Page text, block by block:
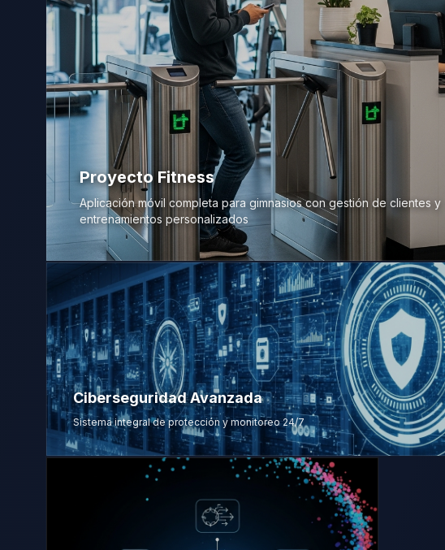
Proyecto Fitness
Aplicación móvil completa para gimnasios con gestión de clientes y
entrenamientos personalizados
Ciberseguridad Avanzada
Sistema integral de protección y monitoreo 24/7